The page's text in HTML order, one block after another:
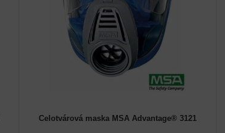
Celotvárová maska MSA Advantage® 3121